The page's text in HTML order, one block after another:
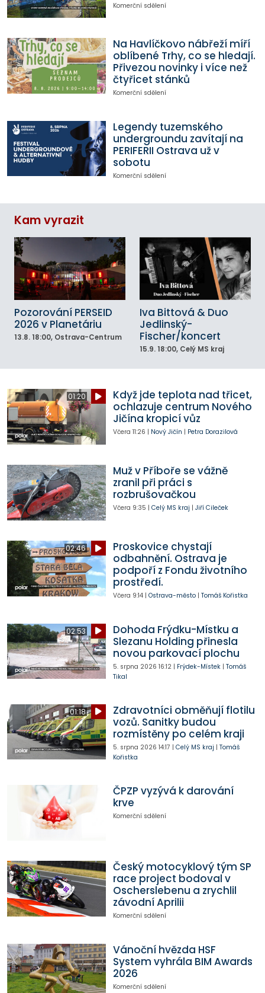
Komerční sdělení
Na Havlíčkovo nábřeží míří
oblíbené Trhy, co se hledají.
Přivezou novinky i více než
čtyřicet stánků
Komerční sdělení
Legendy tuzemského
undergroundu zavítají na
PERIFERII Ostrava už v
sobotu
Komerční sdělení
Kam vyrazit
Pozorování PERSEID
2026 v Planetáriu
13.8. 18:00, Ostrava-Centrum
Iva Bittová & Duo
Jedlinský-
Fischer/koncert
15.9. 18:00, Celý MS kraj
01:20
Když jde teplota nad třicet,
ochlazuje centrum Nového
Jičína kropicí vůz
Včera 11:26 | Nový Jičín | Petra Dorazilová
Muž v Příboře se vážně
zranil při práci s
rozbrušovačkou
Včera 9:35 | Celý MS kraj | Jiří Cileček
02:46
Proskovice chystají
odbahnění. Ostrava je
podpoří z Fondu životního
prostředí.
Včera 9:14| Ostrava-město| Tomáš Kořistka
02:53
Dohoda Frýdku-Místku a
Slezanu Holding přinesla
novou parkovací plochu
5. srpna 2026 16:12| Frýdek-Místek| Tomáš
Tikal
01:18
Zdravotníci obměňují flotilu
vozů. Sanitky budou
rozmístěny po celém kraji
5. srpna 2026 14:17 | Celý MS kraj | Tomáš
Kořistka
ČPZP vyzývá k darování
krve
Komerční sdělení
Český motocyklový tým SP
race project bodoval v
Oscherslebenu a zrychlil
závodní Aprilii
Komerční sdělení
Vánoční hvězda HSF
System vyhrála BIM Awards
2026
Komerční sdělení